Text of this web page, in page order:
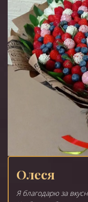
Олеся
Я благодарю за